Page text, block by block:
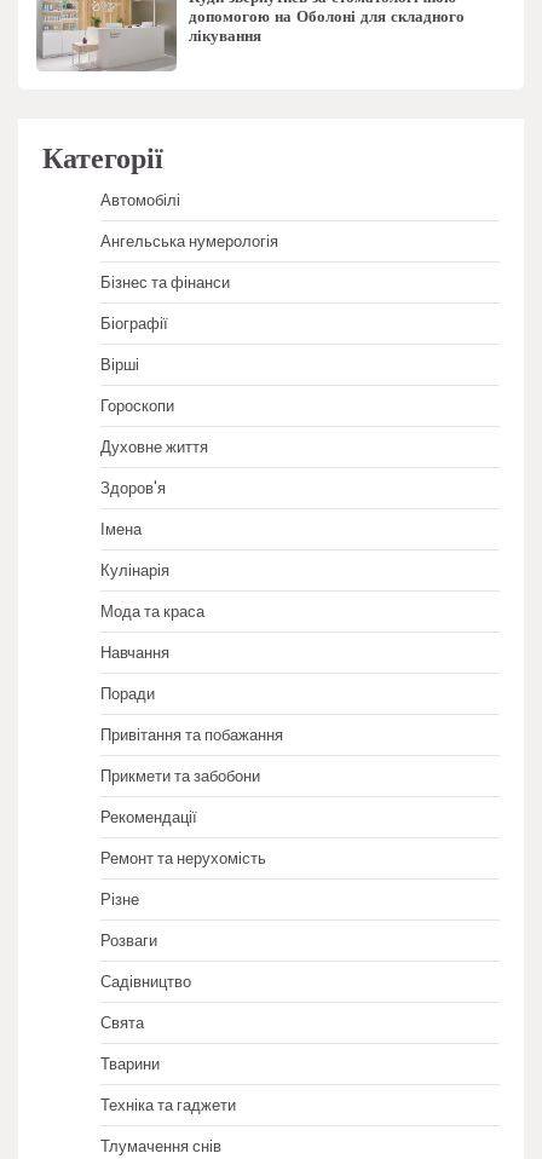
допомогою на Оболоні для складного
лікування
Категорії
Автомобілі
Ангельська нумерологія
Бізнес та фінанси
Біографії
Вірші
Гороскопи
Духовне життя
Здоров'я
Імена
Кулінарія
Мода та краса
Навчання
Поради
Привітання та побажання
Прикмети та забобони
Рекомендації
Ремонт та нерухомість
Різне
Розваги
Садівництво
Свята
Тварини
Техніка та гаджети
Тлумачення снів